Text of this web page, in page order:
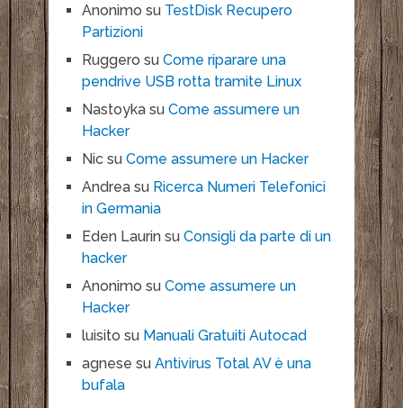
Anonimo su TestDisk Recupero
Partizioni
Ruggero su Come riparare una
pendrive USB rotta tramite Linux
Nastoykasu Come assumere un
Hacker
Nicsu Come assumere un Hacker
Andreasu Ricerca Numeri Telefonici
in Germania
Eden Laurinsu Consigli da parte di un
hacker
Anonimo su Come assumere un
Hacker
luisito su Manuali Gratuiti Autocad
agnese su Antivirus Total AV è una
bufala